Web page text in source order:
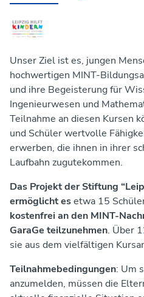
Unser Ziel ist es, jungen
hochwertigen MINT-
und ihre Begeisterung für
Ingenieurwesen und
Teilnahme an diesen Kursen
und Schüler wertvolle
erwerben, die ihnen in ihrer
Laufbahn zugutekommen.
Das Projekt der Stiftung
ermöglicht esetwa 15
kostenfrei an den MINT-
GaraGe teilzunehmen. Über
sie aus dem vielfältigen
Teilnahmebedingungen: Um
anzumelden, müssen die